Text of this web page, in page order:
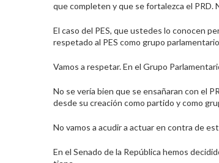
que completen y que se fortalezca el
El caso del PES, que ustedes lo conocen
respetado al PES como grupo
Vamos a respetar. En el Grupo
No se vería bien que se ensañaran con el
desde su creación como partido y como
No vamos a acudir a actuar en contra de
En el Senado de la República hemos